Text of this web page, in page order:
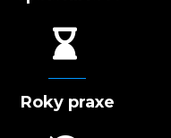
Roky praxe